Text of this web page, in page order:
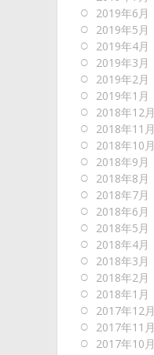
2019年6月
2019年5月
2019年4月
2019年3月
2019年2月
2019年1月
2018年12月
2018年11月
2018年10月
2018年9月
2018年8月
2018年7月
2018年6月
2018年5月
2018年4月
2018年3月
2018年2月
2018年1月
2017年12月
2017年11月
2017年10月